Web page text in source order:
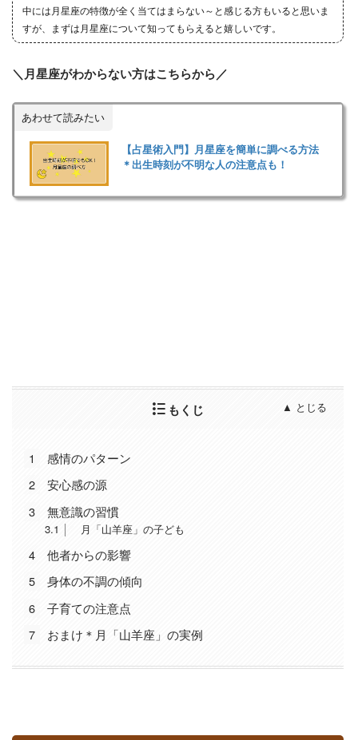
中には月星座の特徴が全く当てはまらない～と感じる方もいると思いま
すが、まずは月星座について知ってもらえると嬉しいです。
＼月星座がわからない方はこちらから／
あわせて読みたい
【占星術入門】月星座を簡単に調べる方法
＊出生時刻が不明な人の注意点も！
もくじ
1
感情のパターン
2
安心感の源
3
無意識の習慣
3.1 月「山羊座」の子ども
4
他者からの影響
5
身体の不調の傾向
6
子育ての注意点
7
おまけ＊月「山羊座」の実例